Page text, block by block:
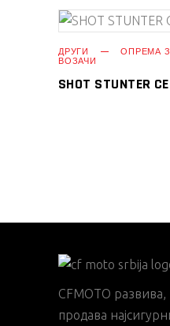
ДРУГИ ОПРЕМА
ВОЗАЧИ
SHOT STUNTER CE
CFMOTO
продава